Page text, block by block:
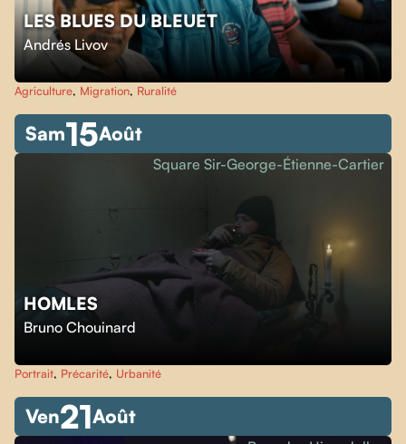
LES BLUES DU BLEUET
Andrés Livov
Agriculture, Migration, Ruralité
Sam15Août
HOMLES
Bruno Chouinard
Square Sir-George-Étienne-Cartier
Portrait, Précarité, Urbanité
Ven21Août